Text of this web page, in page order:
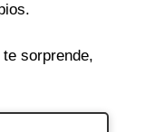
sorprende,